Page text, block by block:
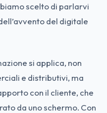
scelto di parlarvi
del digitale
si applica, non
e distributivi, ma
con il cliente, che
da uno schermo. Con